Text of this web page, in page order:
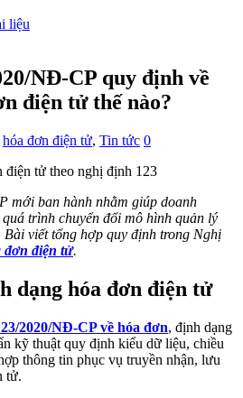
liệu
NĐ-CP quy định về
điện tử thế nào?
hóa đơn điện tử, Tin tức 0
mới ban hành nhằm giúp doanh
trình chuyển đổi mô hình quản lý
viết tổng hợp quy định trong Nghị
đơn điện tử.
dạng hóa đơn điện tử
2020/NĐ-CP về hóa đơn, định dạng
kỹ thuật quy định kiểu dữ liệu, chiều
thông tin phục vụ truyền nhận, lưu
tử.